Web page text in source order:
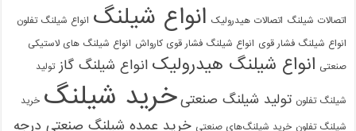
اتصالات شیلنگ اتصالات هیدرولیک انواع شیلنگ انواع شیلنگ تفلون
انواع شیلنگ فشار قوی انواع شیلنگ فشار قوی کارواش انواع شیلنگ های لاستیکی
صنعتی انواع شیلنگ هیدرولیک انواع شیلنگ گاز تولید
شیلنگ تفلون تولید شیلنگ صنعتی خرید شیلنگ خرید
شیلنگ تفلون خرید شیلنگ‌های صنعتی خرید عمده شیلنگ صنعتی درجه